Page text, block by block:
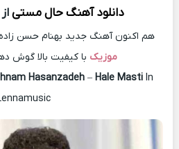
دانلود آهنگ حال مستی
هم اکنون آهنگ جدید بهنام حسن
موزیک با کیفیت بالا گوش
Hasanzadeh– Hale MastiIn